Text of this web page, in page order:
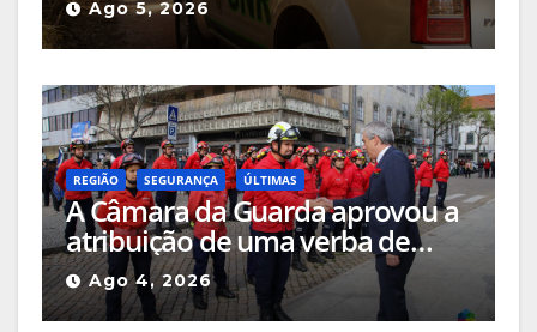
Beira pelo crime de incêndio
rural
Ago 5, 2026
REGIÃO SEGURANÇA ÚLTIMAS
A Câmara da Guarda aprovou a
atribuição de uma verba de
cerca de 205 mil euros às
corporações de bombeiros do
Ago 4, 2026